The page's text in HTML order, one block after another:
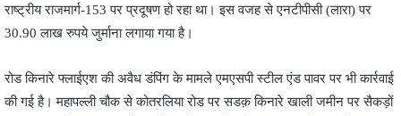
राष्ट्रीय राजमार्ग-153 पर प्रदूषण हो रहा था। इस वजह से एनटीपीसी (लारा) पर
30.90 लाख रुपये जुर्माना लगाया गया है।
रोड किनारे फ्लाईएश की अवैध डंपिंग के मामले एमएसपी स्टील एंड पावर पर भी कार्रवाई
की गई है। महापल्ली चौक से कोतरलिया रोड पर सडक़ किनारे खाली जमीन पर सैकड़ों